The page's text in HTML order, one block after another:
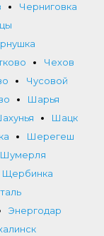
Черниговка
Чехов
Чусовой
Шарья
Шацк
Шерегеш
Шумерля
Щербинка
Энергодар